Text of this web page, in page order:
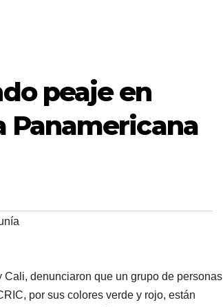
peaje en
Panamericana
denunciaron que un grupo de personas
por sus colores verde y rojo, están